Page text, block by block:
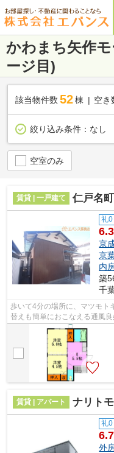
かわまち矢作
ージ目)
該当物件数 52棟 空き
絞り込み条件： なし
空室のみ
賃貸 | 一戸建て 仁戸名
礼0
6.3
京
京
内
築
千
歩いて4分の場所に、マツモト
替えも簡単におこなえる通風
費用をお支払いいただける物件
賃貸 | アパート ナリト
礼0
6.7
外